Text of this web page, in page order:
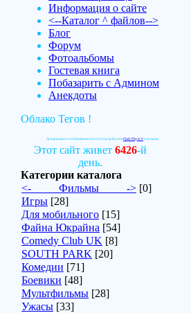
Информация о сайте
<--Каталог ^ файлов-->
Блог
Форум
Фотоальбомы
Гостевая книга
Побазарить с Админом
Анекдоты
Облако Тегов !
Для красивого отображения этого блока требуетсяFlash Player 9или выше.
Этот сайт живет 6426-й
день.
Категории каталога
<-_____Фильмы_____-> [0]
Игры [28]
Для мобильного [15]
Файна Юкрайна [54]
Comedy Club UK [8]
SOUTH PARK [20]
Комедии [71]
Боевики [48]
Мультфильмы [28]
Ужасы [33]